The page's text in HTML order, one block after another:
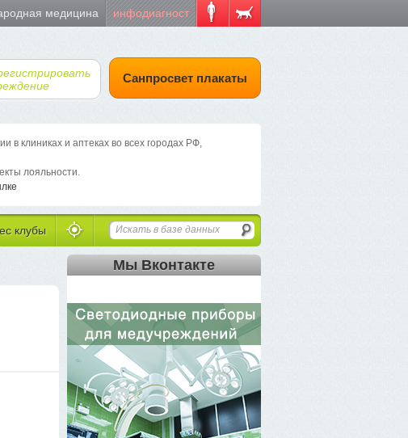
медицина инфодиагност
Санпросвет плакаты
клиниках и аптеках во всех городах РФ,
лояльности.
клубы
Мы Вконтакте